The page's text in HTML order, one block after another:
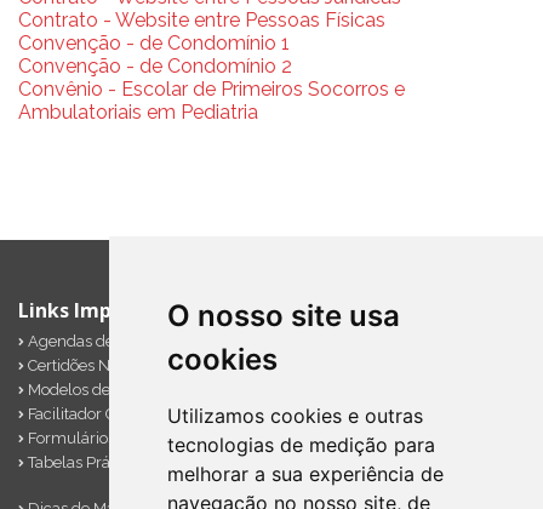
O nosso site usa
cookies
Utilizamos cookies e outras
tecnologias de medição para
melhorar a sua experiência de
navegação no nosso site, de
Contrato - Website entre Pessoas Físicas
Convenção - de Condomínio 1
Convenção - de Condomínio 2
Convênio - Escolar de Primeiros Socorros e
Ambulatoriais em Pediatria
Links Importantes
Agendas de Obrigações
Certidões Negativas
Modelos de Documentos
Facilitador Contábil
Formulários Diversos
Tabelas Práticas